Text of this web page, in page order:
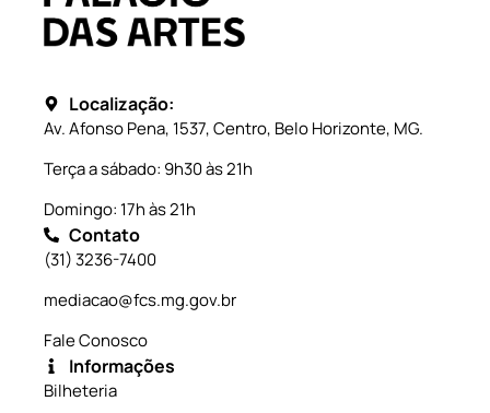
Localização:
Av. Afonso Pena, 1537, Centro, Belo Horizonte, MG.
Terça a sábado: 9h30 às 21h
Domingo: 17h às 21h
Contato
(31) 3236-7400
mediacao@fcs.mg.gov.br
Fale Conosco
Informações
Bilheteria